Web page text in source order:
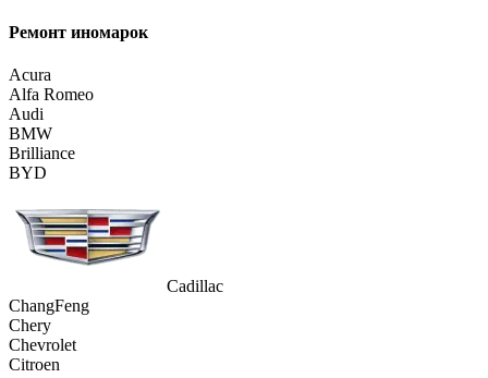
Ремонт иномарок
Acura
Alfa Romeo
Audi
BMW
Brilliance
BYD
Cadillac
ChangFeng
Chery
Chevrolet
Citroen